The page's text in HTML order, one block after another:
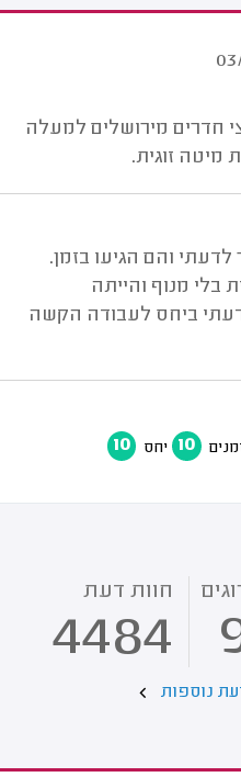
חדרים מירושלים למעלה
מיטה זוגית.
והם הגיעו בזמן.
בלי מנוף והייתה
ביחס לעבודה הקשה
10 יחס 10
חוות דעת
4484
נוספות